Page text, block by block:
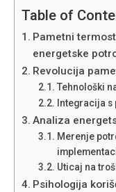
Table of
Pametni
energetske
Revolucija
Tehnološki
Integracija
Analiza
Merenje
Uticaj na
Psihologija